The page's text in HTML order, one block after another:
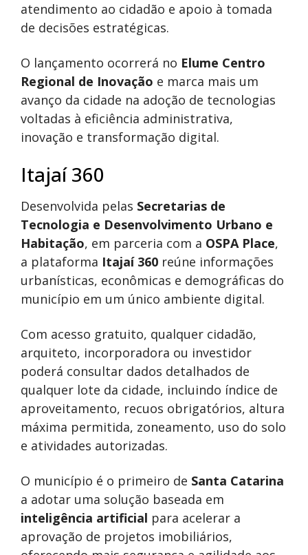
atendimento ao cidadão e apoio à tomada
de decisões estratégicas.
O lançamento ocorrerá no Elume Centro
Regional de Inovação e marca mais um
avanço da cidade na adoção de tecnologias
voltadas à eficiência administrativa,
inovação e transformação digital.
Itajaí 360
Desenvolvida pelas Secretarias de
Tecnologia e Desenvolvimento Urbano e
Habitação, em parceria com a OSPA Place,
a plataforma Itajaí 360 reúne informações
urbanísticas, econômicas e demográficas do
município em um único ambiente digital.
Com acesso gratuito, qualquer cidadão,
arquiteto, incorporadora ou investidor
poderá consultar dados detalhados de
qualquer lote da cidade, incluindo índice de
aproveitamento, recuos obrigatórios, altura
máxima permitida, zoneamento, uso do solo
e atividades autorizadas.
O município é o primeiro de Santa Catarina
a adotar uma solução baseada em
inteligência artificial para acelerar a
aprovação de projetos imobiliários,